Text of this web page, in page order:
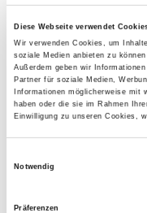
Diese Webseite verwendet
Wir verwenden Cookies, um
soziale Medien anbieten zu
Außerdem geben wir
Partner für soziale Medien,
Informationen möglicherweise mit
haben oder die sie im Rahmen
Einwilligung zu unseren Cookies,
Notwendig
Präferenzen
Kennel: von
Forstlahmer Str.
95326 Kulmbach
Puppies expected
Kennel: vom
96332 Pressig